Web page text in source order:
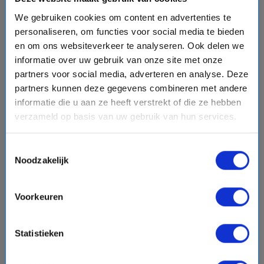
We gebruiken cookies om content en advertenties te
personaliseren, om functies voor social media te bieden
en om ons websiteverkeer te analyseren. Ook delen we
informatie over uw gebruik van onze site met onze
partners voor social media, adverteren en analyse. Deze
partners kunnen deze gegevens combineren met andere
informatie die u aan ze heeft verstrekt of die ze hebben
verzameld op basis van uw gebruik van hun services.
Noodzakelijk
Voorkeuren
Statistieken
eventvan: 01-11-2026 - Tot: 08-11-2026
schedule8 dagen place Caribbean
Vaarroute:Tampa, Dag op Zee, Cozumel, Dag op Zee,
Bimini, Nassau, Dag op Zee, Tampa
v.a.€4080,-p.p.
directions_boat +flight+directions_bus
Bekijk cruisechevron_right
Vergelijk